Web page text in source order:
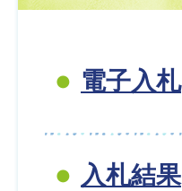
電子入札
入札結果